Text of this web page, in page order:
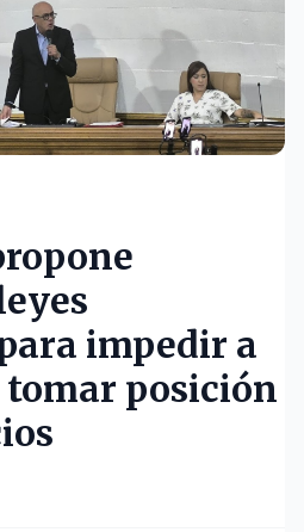
impedir a
posición